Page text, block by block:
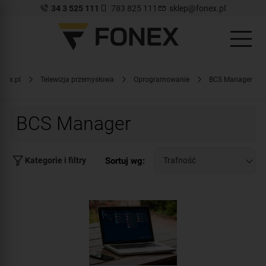
34 3 525 111 783 825 111 sklep@fonex.pl
Telewizja przemysłowa Oprogramowanie BCS Manager
BCS Manager
Kategorie i filtry Sortuj wg: